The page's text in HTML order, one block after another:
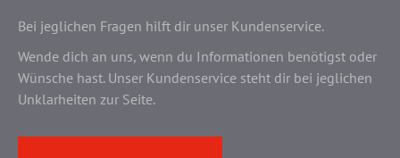
Bei jeglichen Fragen hilft dir unser Kundenservice.
Wende dich an uns, wenn du Informationen benötigst oder
Wünsche hast. Unser Kundenservice steht dir bei jeglichen
Unklarheiten zur Seite.